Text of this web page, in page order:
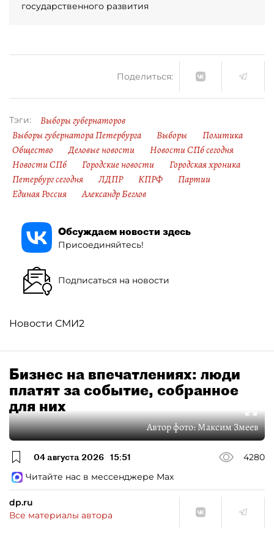
государственного развития
Поделиться:
Тэги:
Выборы губернаторов
Выборы губернатора Петербурга
Выборы
Политика
Общество
Деловые новости
Новости СПб сегодня
Новости СПб
Городские новости
Городская хроника
Петербург сегодня
ЛДПР КПРФ
Партии
Единая Россия
Александр Беглов
Обсуждаем новости здесь
Присоединяйтесь!
Подписаться на новости
Новости СМИ2
Бизнес на впечатлениях: люди
платят за событие, собранное
для них
Автор фото:Максим Змеев
04 августа 2026 15:51
4280
Читайте нас в мессенджере Max
dp.ru
Все материалы автора